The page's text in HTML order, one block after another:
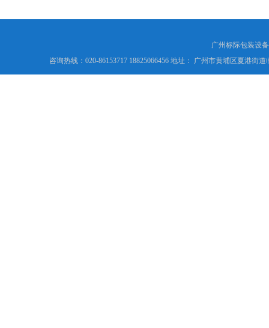
广州标际包装设
咨询热线：020-86153717 18825066456 地址： 广州市黄埔区夏港街